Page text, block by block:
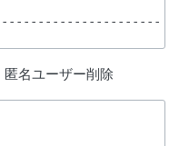
名ユーザー削除